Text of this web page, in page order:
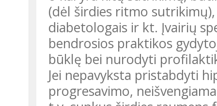
(dėl širdies ritmo
diabetologais ir kt. Įvairių
bendrosios praktikos
būklę bei nurodyti
Jei nepavyksta pristabdyti
progresavimo,